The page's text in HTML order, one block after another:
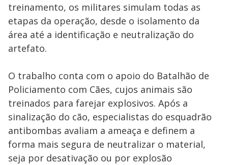
treinamento, os militares simulam todas as
etapas da operação, desde o isolamento da
área até a identificação e neutralização do
artefato.
O trabalho conta com o apoio do Batalhão de
Policiamento com Cães, cujos animais são
treinados para farejar explosivos. Após a
sinalização do cão, especialistas do esquadrão
antibombas avaliam a ameaça e definem a
forma mais segura de neutralizar o material,
seja por desativação ou por explosão